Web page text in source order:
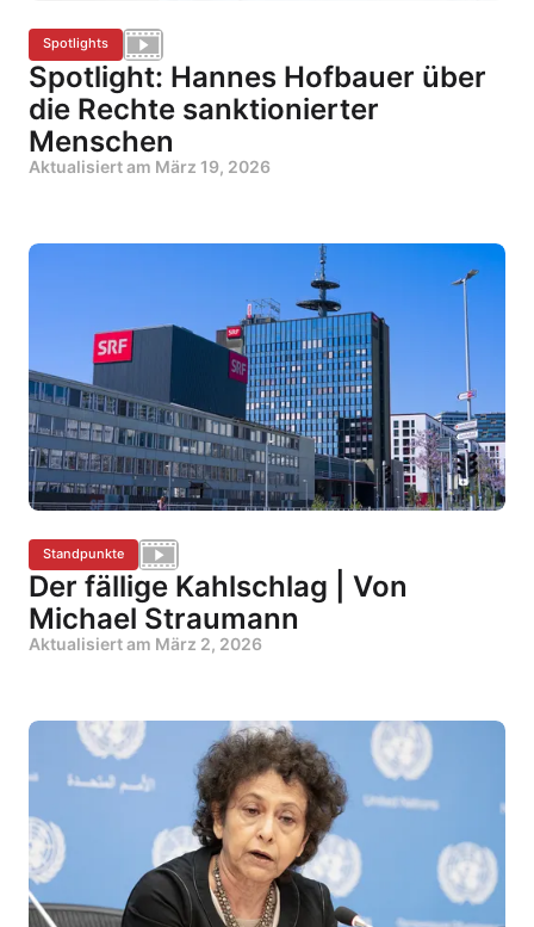
Spotlights
Spotlight: Hannes Hofbauer über
die Rechte sanktionierter
Menschen
Aktualisiert am März 19, 2026
Standpunkte
Der fällige Kahlschlag | Von
Michael Straumann
Aktualisiert am März 2, 2026